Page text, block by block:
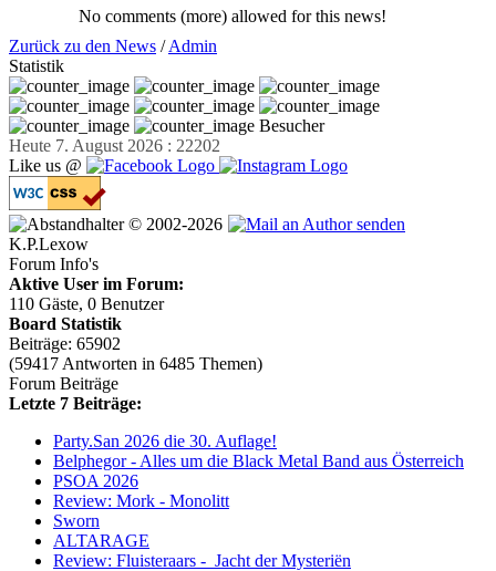
No comments (more) allowed for this news!
Zurück zu den News /Admin
Statistik
Besucher
Heute 7. August 2026 : 22202
Like us @
© 2002-2026
K.P.Lexow
Forum Info's
Aktive User im Forum:
110 Gäste, 0 Benutzer
Board Statistik
Beiträge: 65902
(59417 Antworten in 6485 Themen)
Forum Beiträge
Letzte 7 Beiträge:
Party.San 2026 die 30. Auflage!
Belphegor - Alles um die Black Metal Band aus Österreich
PSOA 2026
Review: Mork - Monolitt
Sworn
ALTARAGE
Review: Fluisteraars - Jacht der Mysteriën